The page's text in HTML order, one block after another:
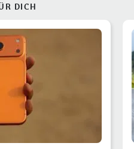
DICH